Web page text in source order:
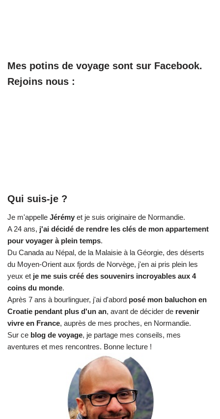
Mes potins de voyage sont sur Facebook.
Rejoins nous :
Qui suis-je ?
Je m'appelle Jérémy et je suis originaire de Normandie.
A 24 ans, j'ai décidé de rendre les clés de mon appartement
pour voyager à plein temps.
Du Canada au Népal, de la Malaisie à la Géorgie, des déserts
du Moyen-Orient aux fjords de Norvège, j'en ai pris plein les
yeux et je me suis créé des souvenirs incroyables aux 4
coins du monde.
Après 7 ans à bourlinguer, j'ai d'abord posé mon baluchon en
Croatie pendant plus d'un an, avant de décider de revenir
vivre en France, auprès de mes proches, en Normandie.
Sur ce blog de voyage, je partage mes conseils, mes
aventures et mes rencontres. Bonne lecture !